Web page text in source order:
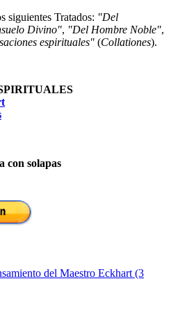
siguientes Tratados: "Del
Divino", "Del Hombre Noble",
espirituales" (Collationes).
con solapas
del Maestro Eckhart (3